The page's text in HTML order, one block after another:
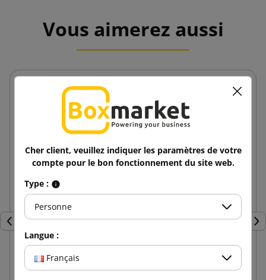
Vous aimerez aussi
Précédent
Frisure de papier blanc 5kg
Cher client, veuillez indiquer les paramètres de votre
compte pour le bon fonctionnement du site web.
Type :
Personne
Langue :
Français